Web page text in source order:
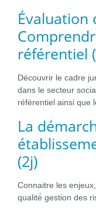
Évaluation
référentiel
Découvrir le cadre
dans le secteur
référentiel ainsi que
La
(2j)
Connaitre les
qualité́ gestion des